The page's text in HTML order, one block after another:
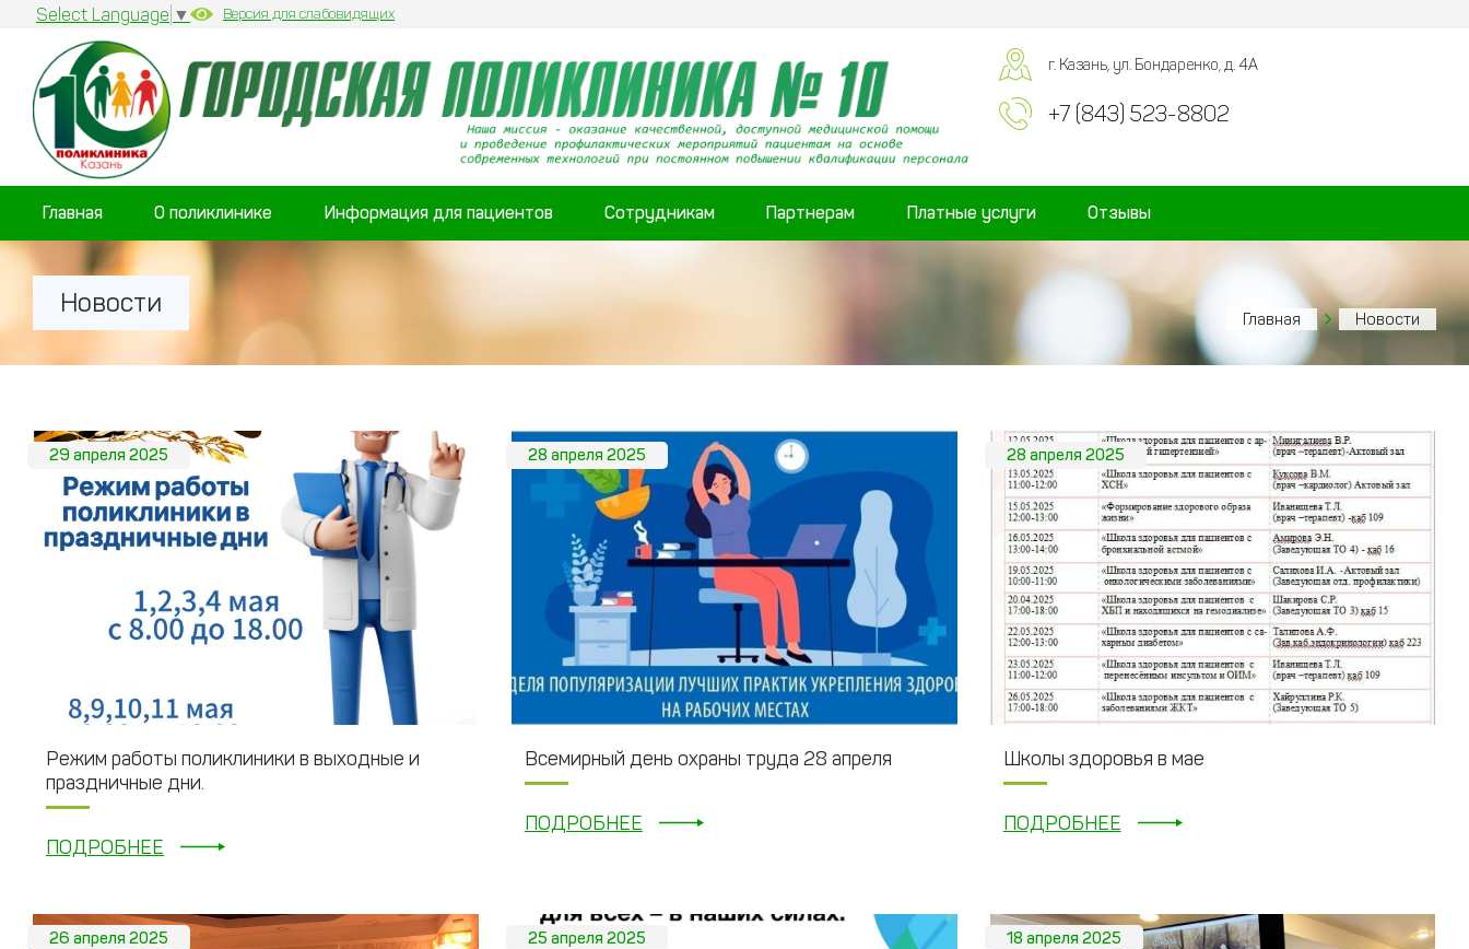
Select Language ▼ Версия для слабовидящих
г. Казань, ул. Бондаренко, д. 4А
+7 (843) 523-8802
Главная О поликлинике Информация для пациентов Сотрудникам Партнерам Платные услуги Отзывы
Новости
Главная Новости
29 апреля 2025
Режим работы поликлиники в выходные и
праздничные дни.
ПОДРОБНЕЕ
28 апреля 2025
Всемирный день охраны труда 28 апреля
ПОДРОБНЕЕ
28 апреля 2025
Школы здоровья в мае
ПОДРОБНЕЕ
26 апреля 2025 25 апреля 2025 18 апреля 2025